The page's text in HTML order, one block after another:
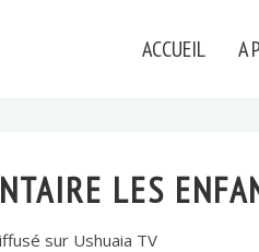
ACCUEIL A
LES
sur Ushuaia TV